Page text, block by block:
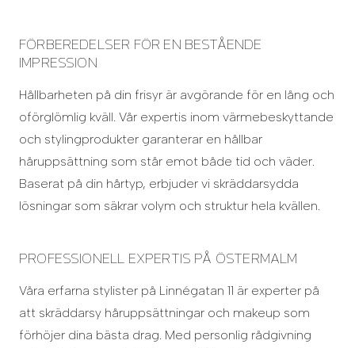
FÖRBEREDELSER FÖR EN BESTÅENDE
IMPRESSION
Hållbarheten på din frisyr är avgörande för en lång och
oförglömlig kväll. Vår expertis inom värmebeskyttande
och stylingprodukter garanterar en hållbar
håruppsättning som står emot både tid och väder.
Baserat på din hårtyp, erbjuder vi skräddarsydda
lösningar som säkrar volym och struktur hela kvällen.
PROFESSIONELL EXPERTIS PÅ ÖSTERMALM
Våra erfarna stylister på Linnégatan 11 är experter på
att skräddarsy håruppsättningar och makeup som
förhöjer dina bästa drag. Med personlig rådgivning